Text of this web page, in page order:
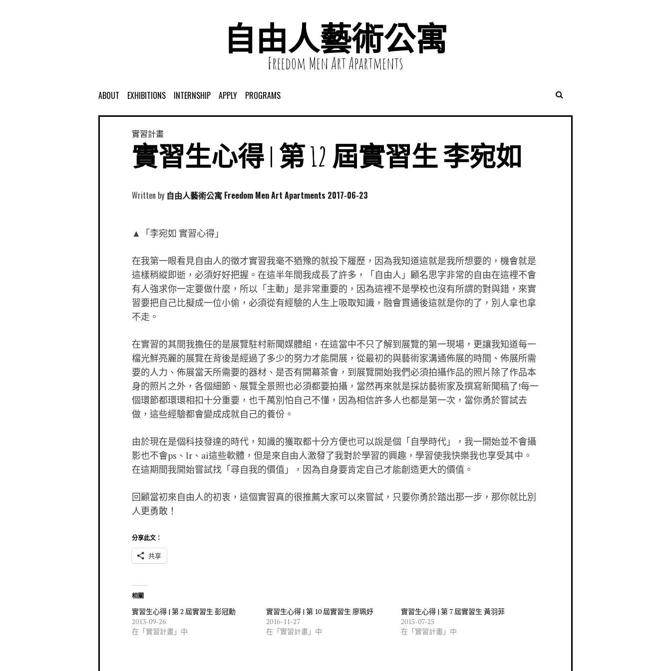
自由人藝術公寓
Freedom Men Art Apartments
ABOUT EXHIBITIONS INTERNSHIP APPLY PROGRAMS
實習計畫
實習生心得 | 第 12 屆實習生 李宛如
Written by 自由人藝術公寓 Freedom Men Art Apartments 2017-06-23
▲「李宛如 實習心得」
在我第一眼看見自由人的徵才實習我毫不猶豫的就投下履歷，因為我知道這就是我所想要的，機會就是
這樣稍縱即逝，必須好好把握。在這半年間我成長了許多，「自由人」顧名思字非常的自由在這裡不會
有人強求你一定要做什麼，所以「主動」是非常重要的，因為這裡不是學校也沒有所謂的對與錯，來實
習要把自己比擬成一位小偷，必須從有經驗的人生上吸取知識，融會貫通後這就是你的了，別人拿也拿
不走。
在實習的其間我擔任的是展覽駐村新聞媒體組，在這當中不只了解到展覽的第一現場，更讓我知道每一
檔光鮮亮麗的展覽在背後是經過了多少的努力才能開展，從最初的與藝術家溝通佈展的時間、佈展所需
要的人力、佈展當天所需要的器材、是否有開幕茶會，到展覽開始我們必須拍攝作品的照片除了作品本
身的照片之外，各個細節、展覽全景照也必須都要拍攝，當然再來就是採訪藝術家及撰寫新聞稿了!每一
個環節都環環相扣十分重要，也千萬別怕自己不懂，因為相信許多人也都是第一次，當你勇於嘗試去
做，這些經驗都會變成成就自己的養份。
由於現在是個科技發達的時代，知識的獲取都十分方便也可以說是個「自學時代」，我一開始並不會攝
影也不會ps、lr、ai這些軟體，但是來自由人激發了我對於學習的興趣，學習使我快樂我也享受其中。
在這期間我開始嘗試找「尋自我的價值」，因為自身要肯定自己才能創造更大的價值。
回顧當初來自由人的初衷，這個實習真的很推薦大家可以來嘗試，只要你勇於踏出那一步，那你就比別
人更勇敢！
分享此文：
共享
相關
實習生心得 | 第 2 屆實習生 彭冠勳
2013-09-26
在「實習計畫」中
實習生心得 | 第 10 屆實習生 廖珮妤
2016-11-27
在「實習計畫」中
實習生心得 | 第 7 屆實習生 黃羽菲
2015-07-25
在「實習計畫」中